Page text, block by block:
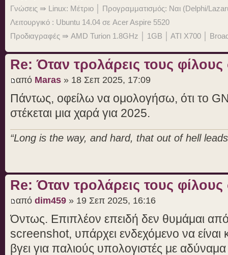
Γνώσεις ⇛ Linux: Μέτριο │ Προγραμματισμός: Ναι (Delphi/
Λειτουργικό : Ubuntu 14.04 σε Acer Aspire 5520
Προδιαγραφές ⇛ AMD Turion 1.8GHz │ 1GB │ ATI X700 │
Re: Όταν τρολάρεις τους
από Maras » 18 Σεπ 2025, 17:09
Πάντως, οφείλω να ομολογήσω, ότι το
στέκεται μια χαρά για 2025.
“Long is the way, and hard, that out of hell
Re: Όταν τρολάρεις τους
από dim459 » 19 Σεπ 2025, 16:16
Όντως. Επιπλέον επειδή δεν θυμάμαι από
screenshot, υπάρχει ενδεχόμενο να είναι
βγει για παλιούς υπολογιστές με